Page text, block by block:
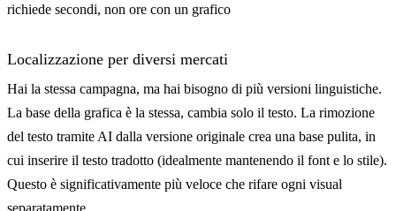
richiede secondi, non ore con un grafico
Localizzazione per diversi mercati
Hai la stessa campagna, ma hai bisogno di più versioni linguistiche.
La base della grafica è la stessa, cambia solo il testo. La rimozione
del testo tramite AI dalla versione originale crea una base pulita, in
cui inserire il testo tradotto (idealmente mantenendo il font e lo stile).
Questo è significativamente più veloce che rifare ogni visual
separatamente.